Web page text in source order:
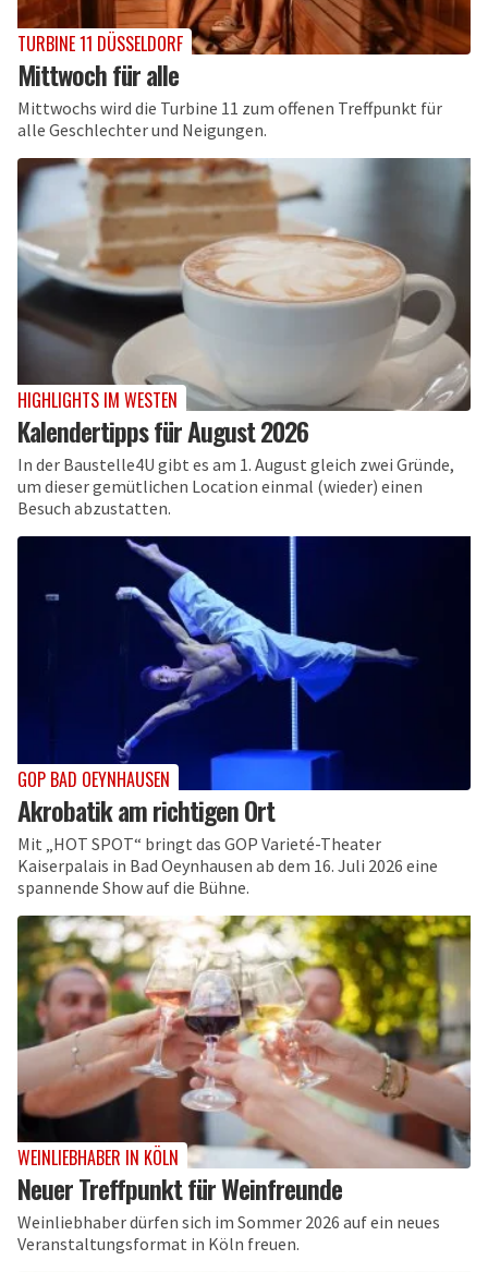
TURBINE 11 DÜSSELDORF
Mittwoch für alle
Mittwochs wird die Turbine 11 zum offenen Treffpunkt für
alle Geschlechter und Neigungen.
HIGHLIGHTS IM WESTEN
Kalendertipps für August 2026
In der Baustelle4U gibt es am 1. August gleich zwei Gründe,
um dieser gemütlichen Location einmal (wieder) einen
Besuch abzustatten.
GOP BAD OEYNHAUSEN
Akrobatik am richtigen Ort
Mit „HOT SPOT“ bringt das GOP Varieté-Theater
Kaiserpalais in Bad Oeynhausen ab dem 16. Juli 2026 eine
spannende Show auf die Bühne.
WEINLIEBHABER IN KÖLN
Neuer Treffpunkt für Weinfreunde
Weinliebhaber dürfen sich im Sommer 2026 auf ein neues
Veranstaltungsformat in Köln freuen.